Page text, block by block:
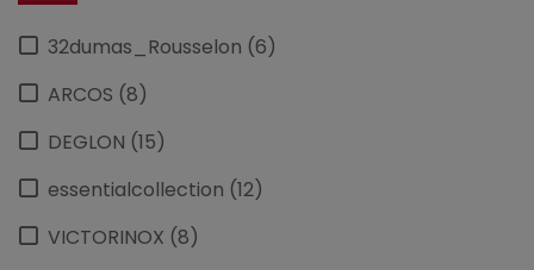
32dumas_Rousselon (6)
ARCOS (8)
DEGLON (15)
essentialcollection (12)
VICTORINOX (8)